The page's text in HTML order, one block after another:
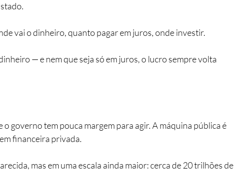
vai o dinheiro, quanto pagar em juros, onde investir.
— e nem que seja só em juros, o lucro sempre volta
governo tem pouca margem para agir. A máquina pública é
financeira privada.
mas em uma escala ainda maior: cerca de 20 trilhões de